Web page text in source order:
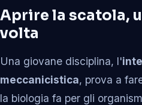
Aprire la scatola,
volta
Una giovane disciplina, l'
meccanicistica, prova a
la biologia fa per gli